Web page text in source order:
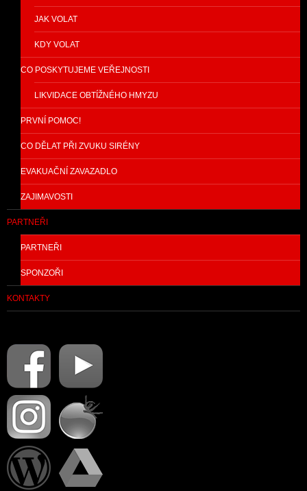
JAK VOLAT
KDY VOLAT
CO POSKYTUJEME VEŘEJNOSTI
LIKVIDACE OBTÍŽNÉHO HMYZU
PRVNÍ POMOC!
CO DĚLAT PŘI ZVUKU SIRÉNY
EVAKUAČNÍ ZAVAZADLO
ZAJIMAVOSTI
PARTNEŘI
PARTNEŘI
SPONZOŘI
KONTAKTY